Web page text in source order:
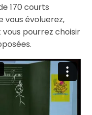
170 courts
vous évoluerez,
pourrez choisir